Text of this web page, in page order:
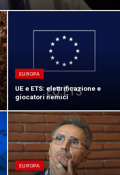
EUROPA
UE e ETS: elettrificazione e
giocatori nemici
EUROPA